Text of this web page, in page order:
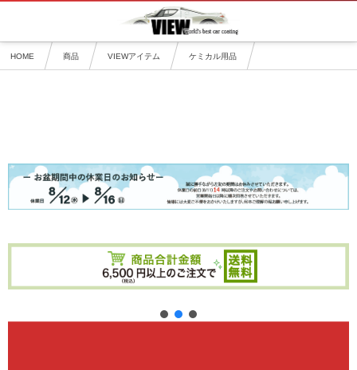
HOME 商品 VIEWアイテム ケミカル用品